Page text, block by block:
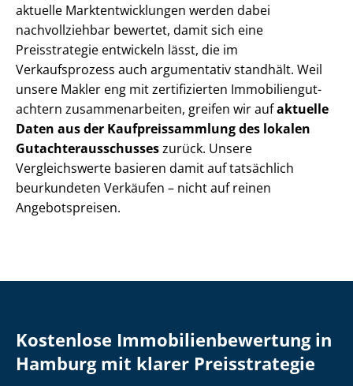
aktuelle Markt­ent­wick­lun­gen werden dabei
nachvollziehbar bewertet, damit sich eine
Preisstrategie entwickeln lässt, die im
Verkaufsprozess auch argumentativ standhält. Weil
unsere Makler eng mit zertifizierten Im­mo­bi­li­en­gut­
ach­tern zu­sam­men­ar­bei­ten, greifen wir aufaktuelle
Daten aus der Kauf­preis­samm­lung des lokalen
Gut­ach­ter­aus­schus­seszurück. Unsere
Vergleichswerte basieren damit auf tatsächlich
beurkundeten Verkäufen – nicht auf reinen
Angebotspreisen.
Kostenlose Im­mo­bi­li­en­be­wer­tung in
Hamburg mit klarer Preisstrategie